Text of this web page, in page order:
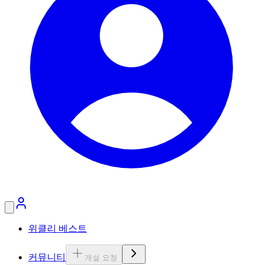
위클리 베스트
커뮤니티 개설 요청